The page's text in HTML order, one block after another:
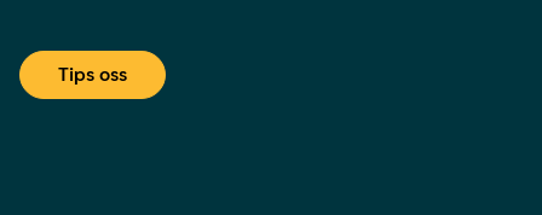
Tips oss